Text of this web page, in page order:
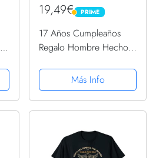
19,49€ PRIME
PRIME
17 Años Cumpleaños
Regalo Hombre Hecho
2006 Camiseta
Más Info